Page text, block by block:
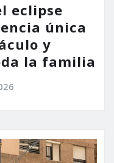
eclipse
única
y
la familia